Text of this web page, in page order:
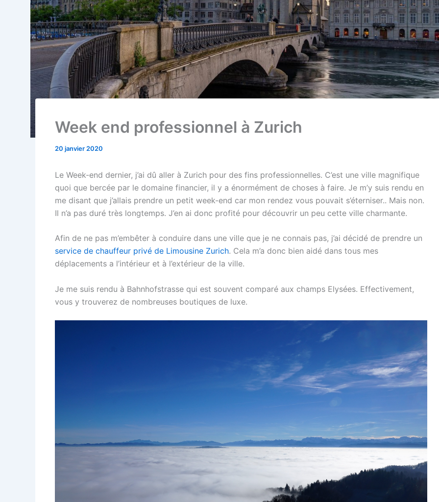
Week end professionnel à Zurich
20 janvier 2020
Le Week-end dernier, j’ai dû aller à Zurich pour des fins professionnelles. C’est une ville magnifique
quoi que bercée par le domaine financier, il y a énormément de choses à faire. Je m’y suis rendu en
me disant que j’allais prendre un petit week-end car mon rendez vous pouvait s’éterniser.. Mais non.
Il n’a pas duré très longtemps. J’en ai donc profité pour découvrir un peu cette ville charmante.
Afin de ne pas m’embêter à conduire dans une ville que je ne connais pas, j’ai décidé de prendre un
service de chauffeur privé de Limousine Zurich. Cela m’a donc bien aidé dans tous mes
déplacements a l’intérieur et à l’extérieur de la ville.
Je me suis rendu à Bahnhofstrasse qui est souvent comparé aux champs Elysées. Effectivement,
vous y trouverez de nombreuses boutiques de luxe.